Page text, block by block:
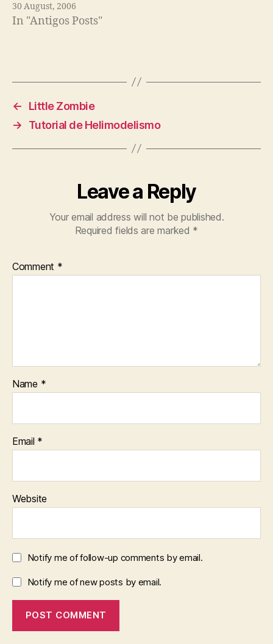
30 August, 2006
In "Antigos Posts"
←
Little Zombie
→
Tutorial de Helimodelismo
Leave a Reply
Your email address will not be published.
Required fields are marked *
Comment *
Name *
Email *
Website
Notify me of follow-up comments by email.
Notify me of new posts by email.